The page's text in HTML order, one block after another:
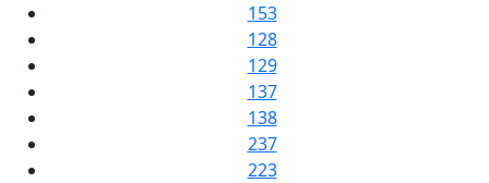
153
128
129
137
138
237
223